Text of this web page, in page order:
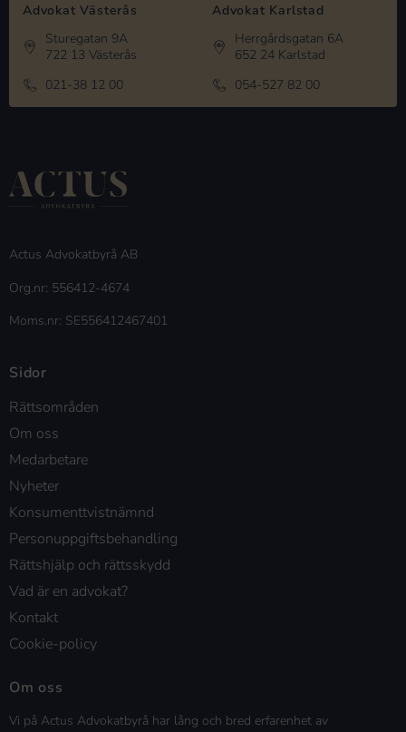
Advokat Västerås
Sturegatan 9A
722 13 Västerås
021-38 12 00
Advokat Karlstad
Herrgårdsgatan 6A
652 24 Karlstad
054-527 82 00
Actus Advokatbyrå AB
Org.nr: 556412-4674
Moms.nr: SE556412467401
Sidor
Rättsområden
Om oss
Medarbetare
Nyheter
Konsumenttvistnämnd
Personuppgiftsbehandling
Rättshjälp och rättsskydd
Vad är en advokat?
Kontakt
Cookie-policy
Om oss
Vi på Actus Advokatbyrå har lång och bred erfarenhet av